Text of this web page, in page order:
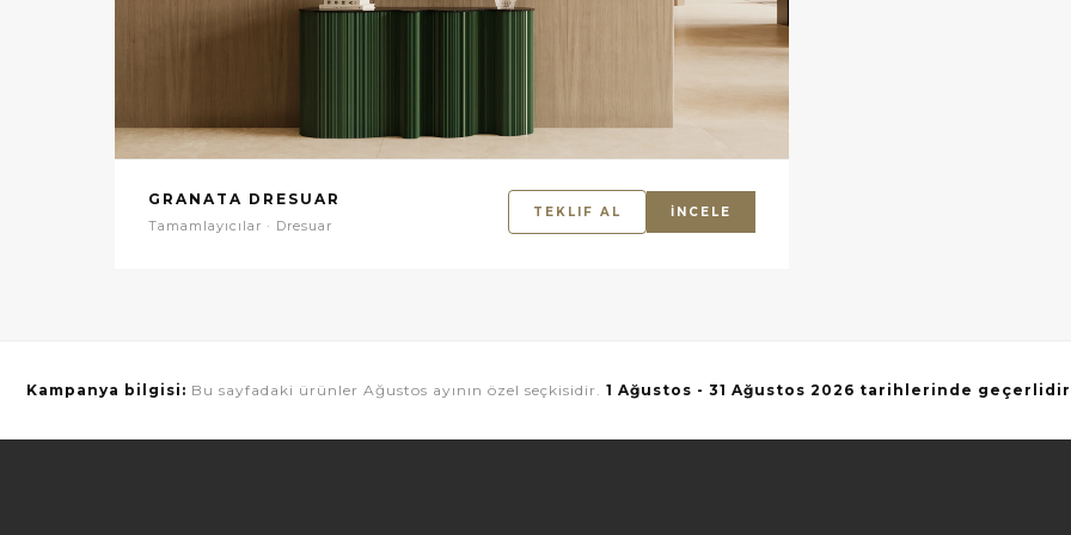
GRANATA DRESUAR
Tamamlayıcılar · Dresuar
TEKLIF AL İNCELE
Kampanya bilgisi: Bu sayfadaki ürünler Ağustos ayının özel seçkisidir. 1 Ağustos - 31 Ağustos 2026 tarihlerinde